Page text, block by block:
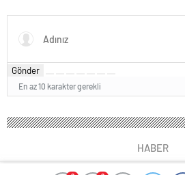
Gönder
En az 10 karakter gerekli
HABER